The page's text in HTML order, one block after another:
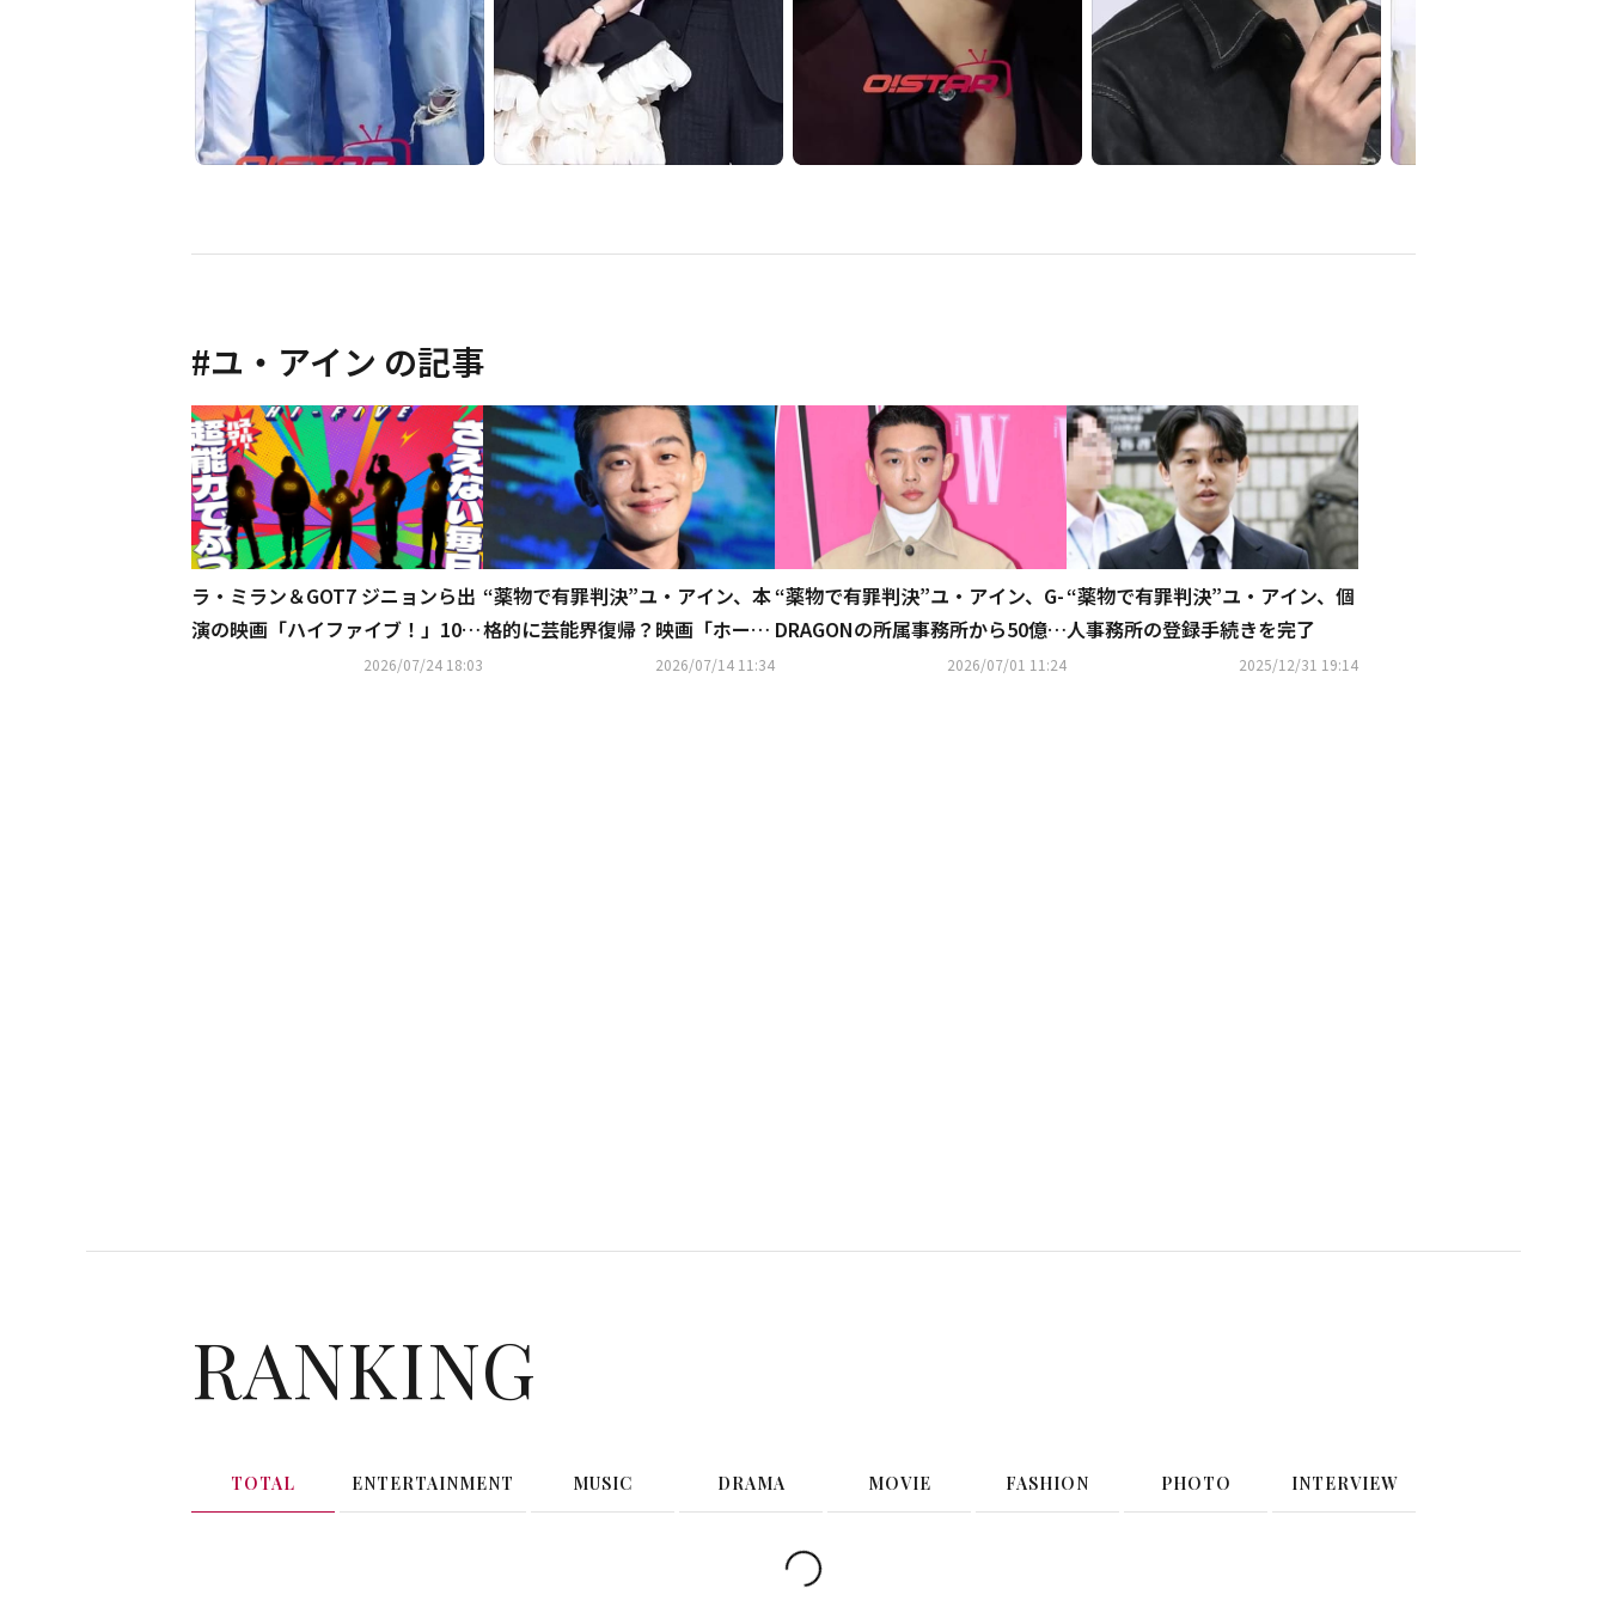
#ユ・アイン の記事
ラ・ミラン＆GOT7 ジニョンら出
演の映画「ハイファイブ！」10月
16日より日本公開！ビジュアル＆
2026/07/24 18:03
“薬物で有罪判決”ユ・アイン、本
格的に芸能界復帰？映画「ホー
プ」VIP試写会での目撃談が話題
2026/07/14 11:34
“薬物で有罪判決”ユ・アイン、G-
DRAGONの所属事務所から50億ウ
ォンでオファー？報道に関心集ま
2026/07/01 11:24
“薬物で有罪判決”ユ・アイン、個
人事務所の登録手続きを完了
2025/12/31 19:14
RANKING
TOTAL ENTERTAINMENT MUSIC DRAMA MOVIE FASHION PHOTO INTERVIEW